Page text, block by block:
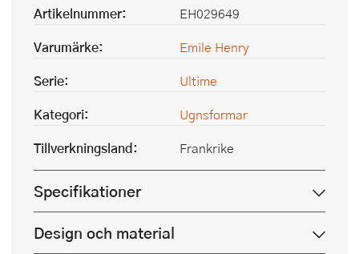
Artikelnummer:
EH029649
Varumärke:
Emile Henry
Serie:
Ultime
Kategori:
Ugnsformar
Tillverkningsland:
Frankrike
Specifikationer
Design och material